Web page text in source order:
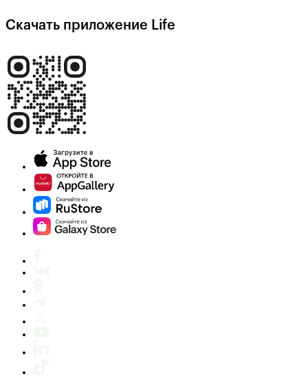
Скачать приложение Life